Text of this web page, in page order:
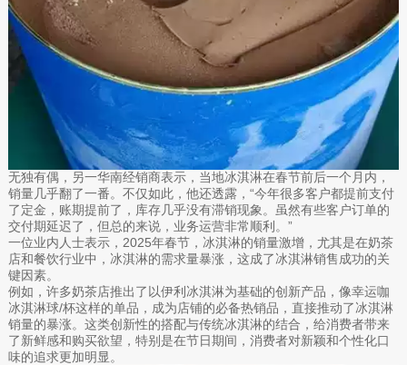
无独有偶，另一华南经销商表示，当地冰淇淋在春节前后一个月内，
销量几乎翻了一番。不仅如此，他还透露，“今年很多客户都提前支付
了定金，账期提前了，库存几乎没有滞销现象。虽然有些客户订单的
交付期延迟了，但总的来说，业务运营非常顺利。”
一位业内人士表示，2025年春节，冰淇淋的销量激增，尤其是在奶茶
店和餐饮行业中，冰淇淋的需求量暴涨，这成了冰淇淋销售成功的关
键因素。
例如，许多奶茶店推出了以伊利冰淇淋为基础的创新产品，像幸运咖
冰淇淋球/杯这样的单品，成为店铺的必备热销品，直接推动了冰淇淋
销量的暴涨。这类创新性的搭配与传统冰淇淋的结合，给消费者带来
了新鲜感和购买欲望，特别是在节日期间，消费者对新颖和个性化口
味的追求更加明显。